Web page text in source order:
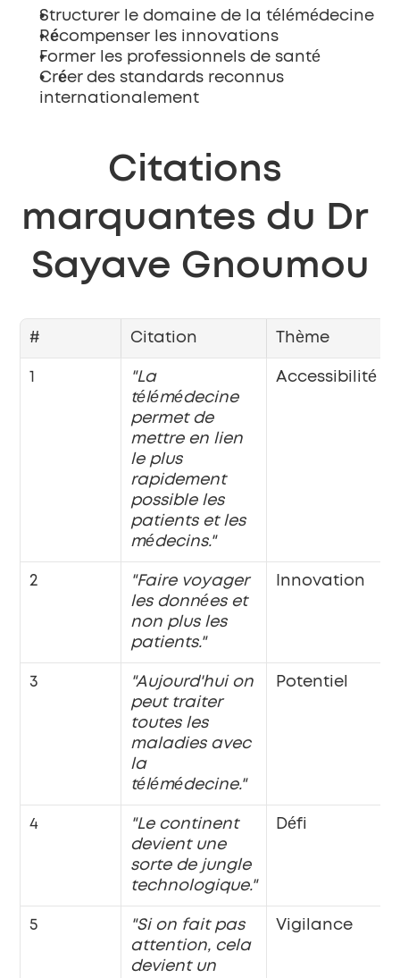
Structurer le domaine de la télémédecine
Récompenser les innovations
Former les professionnels de santé
Créer des standards reconnus
internationalement
Citations
marquantes du Dr
Sayave Gnoumou
# Citation Thème
1
"La
télémédecine
permet de
mettre en lien
le plus
rapidement
possible les
patients et les
médecins."
Accessibilité
2
"Faire voyager
les données et
non plus les
patients."
Innovation
3
"Aujourd'hui on
peut traiter
toutes les
maladies avec
la
télémédecine."
Potentiel
4
"Le continent
devient une
sorte de jungle
technologique."
Défi
5
"Si on fait pas
attention, cela
devient un
Vigilance